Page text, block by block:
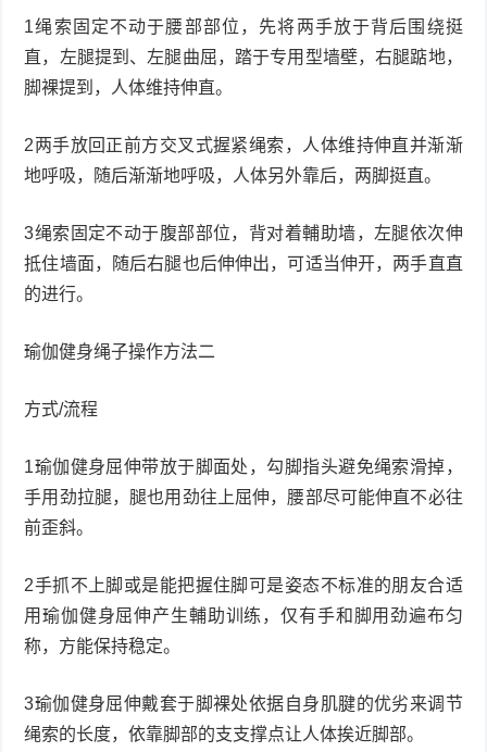
1绳索固定不动于腰部部位，先将两手放于背后围绕挺
直，左腿提到、左腿曲屈，踏于专用型墙壁，右腿踮地，
脚裸提到，人体维持伸直。
2两手放回正前方交叉式握紧绳索，人体维持伸直并渐渐
地呼吸，随后渐渐地呼吸，人体另外靠后，两脚挺直。
3绳索固定不动于腹部部位，背对着輔助墙，左腿依次伸
抵住墙面，随后右腿也后伸伸出，可适当伸开，两手直直
的进行。
瑜伽健身绳子操作方法二
方式/流程
1瑜伽健身屈伸带放于脚面处，勾脚指头避免绳索滑掉，
手用劲拉腿，腿也用劲往上屈伸，腰部尽可能伸直不必往
前歪斜。
2手抓不上脚或是能把握住脚可是姿态不标准的朋友合适
用瑜伽健身屈伸产生輔助训练，仅有手和脚用劲遍布匀
称，方能保持稳定。
3瑜伽健身屈伸戴套于脚裸处依据自身肌腱的优劣来调节
绳索的长度，依靠脚部的支支撑点让人体挨近脚部。